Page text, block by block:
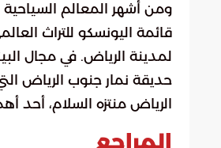
ومن أشهر المعالم السياحية
قائمة اليونسكو للتراث
لمدينة الرياض. في مجال
حديقة نمار جنوب الرياض
الرياض منتزه السلام، أحد
المراجع